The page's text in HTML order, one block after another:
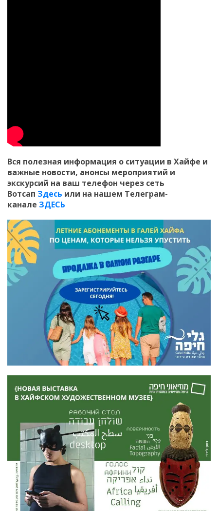
Вся полезная информация о ситуации в Хайфе и
важные новости, анонсы мероприятий и
экскурсий на ваш телефон через сеть
Вотсап Здесь или на нашем Телеграм-
канале ЗДЕСЬ